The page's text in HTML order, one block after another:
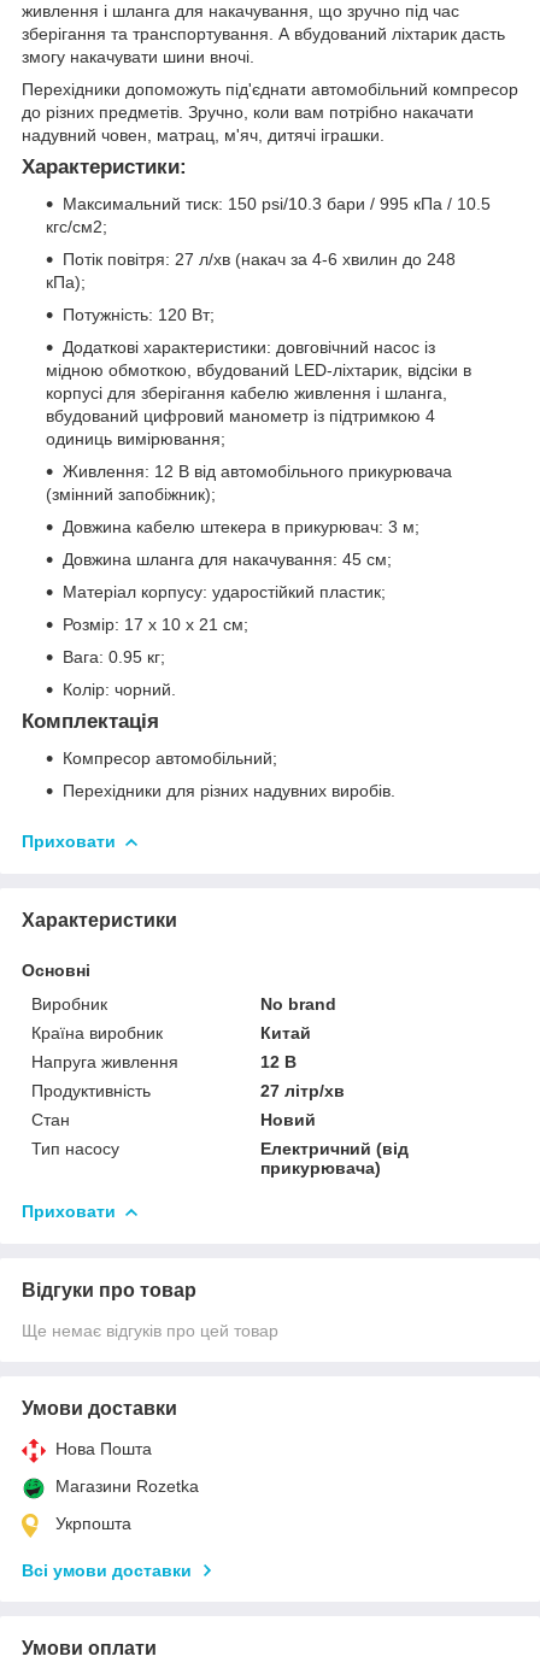
живлення і шланга для накачування, що зручно під час
зберігання та транспортування. А вбудований ліхтарик дасть
змогу накачувати шини вночі.
Перехідники допоможуть під'єднати автомобільний компресор
до різних предметів. Зручно, коли вам потрібно накачати
надувний човен, матрац, м'яч, дитячі іграшки.
Характеристики:
Максимальний тиск: 150 psi/10.3 бари / 995 кПа / 10.5
кгс/см2;
Потік повітря: 27 л/хв (накач за 4-6 хвилин до 248
кПа);
Потужність: 120 Вт;
Додаткові характеристики: довговічний насос із
мідною обмоткою, вбудований LED-ліхтарик, відсіки в
корпусі для зберігання кабелю живлення і шланга,
вбудований цифровий манометр із підтримкою 4
одиниць вимірювання;
Живлення: 12 В від автомобільного прикурювача
(змінний запобіжник);
Довжина кабелю штекера в прикурювач: 3 м;
Довжина шланга для накачування: 45 см;
Матеріал корпусу: ударостійкий пластик;
Розмір: 17 х 10 x 21 см;
Вага: 0.95 кг;
Колір: чорний.
Комплектація
Компресор автомобільний;
Перехідники для різних надувних виробів.
Приховати
Характеристики
Основні
Виробник
No brand
Країна виробник
Китай
Напруга живлення
12 В
Продуктивність
27 літр/хв
Стан
Новий
Тип насосу
Електричний (від
прикурювача)
Приховати
Відгуки про товар
Ще немає відгуків про цей товар
Умови доставки
Нова Пошта
Магазини Rozetka
Укрпошта
Всі умови доставки
Умови оплати